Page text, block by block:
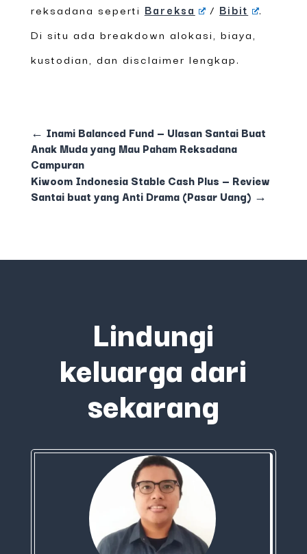
reksadana seperti Bareksa / Bibit
.
Di situ ada breakdown alokasi, biaya,
kustodian, dan disclaimer lengkap.
← Inami Balanced Fund — Ulasan Santai Buat
Anak Muda yang Mau Paham Reksadana
Campuran
Kiwoom Indonesia Stable Cash Plus — Review
Santai buat yang Anti Drama (Pasar Uang) →
Lindungi
keluarga dari
sekarang